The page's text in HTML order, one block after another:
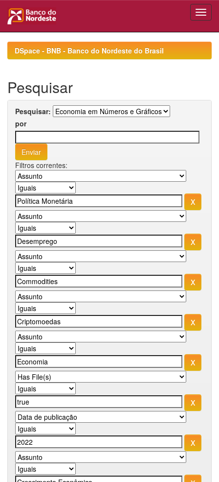
navigationDSpace - BNB - Banco do Nordeste do Brasil
Pesquisar
Pesquisar:
por
Filtros correntes: